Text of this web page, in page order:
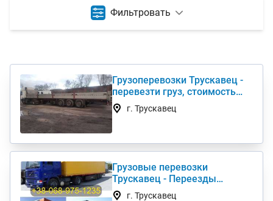
Фильтровать
Грузоперевозки Трускавец -
перевезти груз, стоимость
услуги недорого
г. Трускавец
Грузовые перевозки
Трускавец - Переезды
Грузчики Фура Газель
г. Трускавец